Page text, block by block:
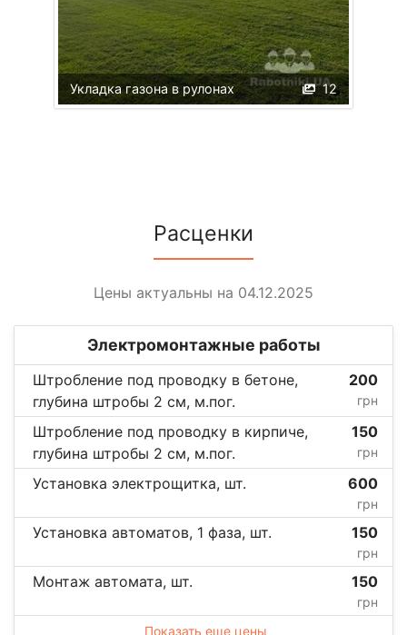
12
Укладка газона в рулонах
Расценки
Цены актуальны на 04.12.2025
Электромонтажные работы
Штробление под проводку в бетоне,
глубина штробы 2 см, м.пог.
200
грн
Штробление под проводку в кирпиче,
глубина штробы 2 см, м.пог.
150
грн
Установка электрощитка, шт. 600
грн
Установка автоматов, 1 фаза, шт. 150
грн
Монтаж автомата, шт. 150
грн
Показать еще цены